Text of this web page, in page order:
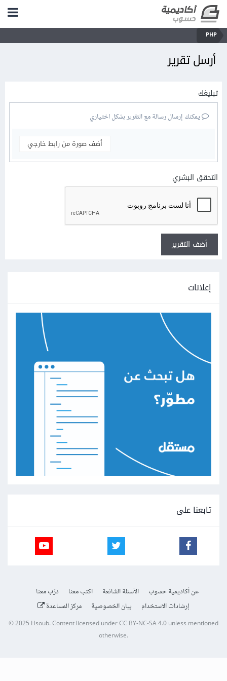
PHP
أرسل تقرير
تبليغك
يمكنك إرسال رسالة مع التقرير بشكل اختياري
أضف صورة من رابط خارجي
التحقق البشري
أضف التقرير
إعلانات
تابعنا على
عن أكاديمية حسوب الأسئلة الشائعة اكتب معنا
درّب معنا
إرشادات الاستخدام
بيان الخصوصية مركز المساعدة
© 2025 Hsoub.Content licensed underCC BY-NC-SA 4.0unless mentioned
otherwise.